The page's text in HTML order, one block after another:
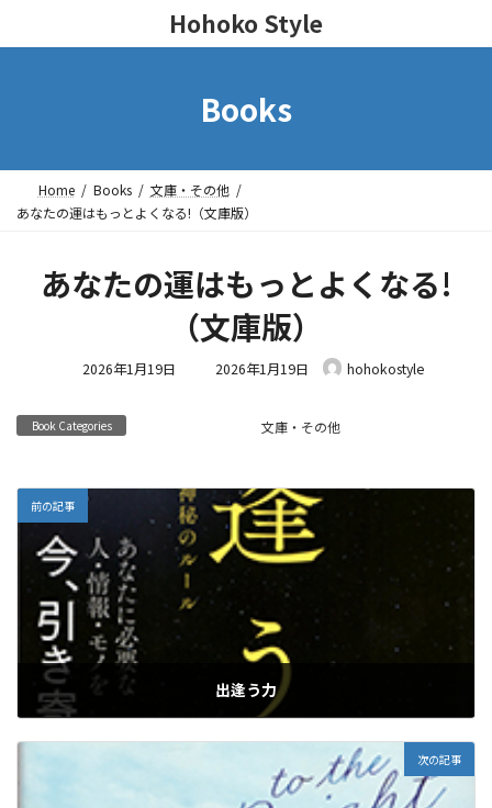
Hohoko Style
Books
Home Books
文庫・その他
あなたの運はもっとよくなる!（文庫版）
あなたの運はもっとよくなる!
（文庫版）
2026年1月19日
最
:
2026年1月19日 hohokostyle
Book Categories 文庫・その他
前の記事
出逢う力
次の記事